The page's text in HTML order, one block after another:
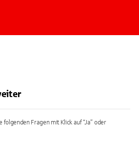
folgenden Fragen mit Klick auf “Ja” oder